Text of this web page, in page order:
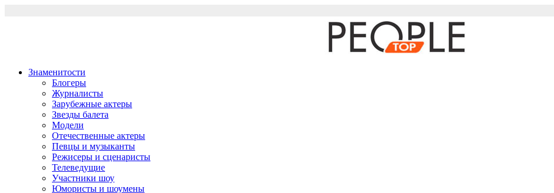
Знаменитости
Блогеры
Журналисты
Зарубежные актеры
Звезды балета
Модели
Отечественные актеры
Певцы и музыканты
Режисеры и сценаристы
Телеведущие
Участники шоу
Юмористы и шоумены